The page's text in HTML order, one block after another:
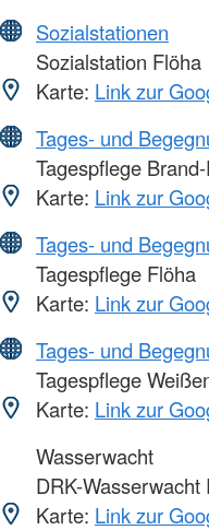
Sozialstationen
Sozialstation Flöha
Karte: Link zur
Tages- und
Tagespflege
Karte: Link zur
Tages- und
Tagespflege Flöha
Karte: Link zur
Tages- und
Tagespflege
Karte: Link zur
Wasserwacht
DRK-Wasserwacht
Karte: Link zur